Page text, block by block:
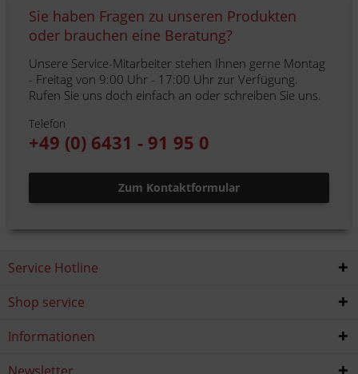
Sie haben Fragen zu unseren Produkten
oder brauchen eine Beratung?
Unsere Service-Mitarbeiter stehen Ihnen gerne Montag
- Freitag von 9:00 Uhr - 17:00 Uhr zur Verfügung.
Rufen Sie uns doch einfach an oder schreiben Sie uns.
Telefon
+49 (0) 6431 - 91 95 0
Zum Kontaktformular
Service Hotline
Shop service
Informationen